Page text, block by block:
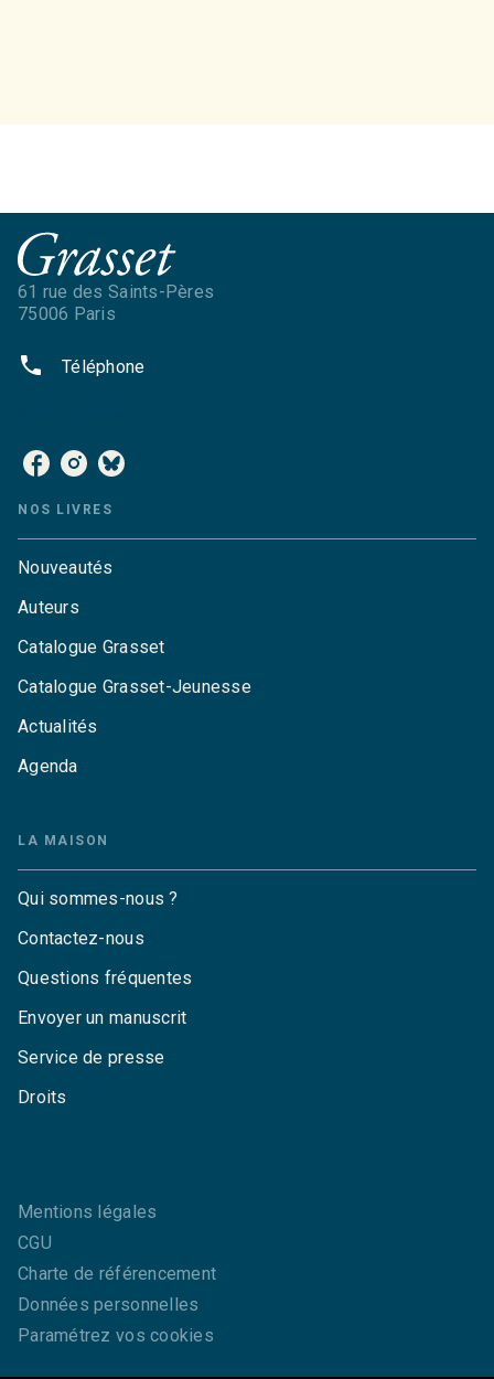
61 rue des Saints-Pères
75006 Paris
phone Téléphone
NOS LIVRES
Nouveautés
Auteurs
Catalogue Grasset
Catalogue Grasset-Jeunesse
Actualités
Agenda
LA MAISON
Qui sommes-nous ?
Contactez-nous
Questions fréquentes
Envoyer un manuscrit
Service de presse
Droits
Mentions légales
CGU
Charte de référencement
Données personnelles
Paramétrez vos cookies